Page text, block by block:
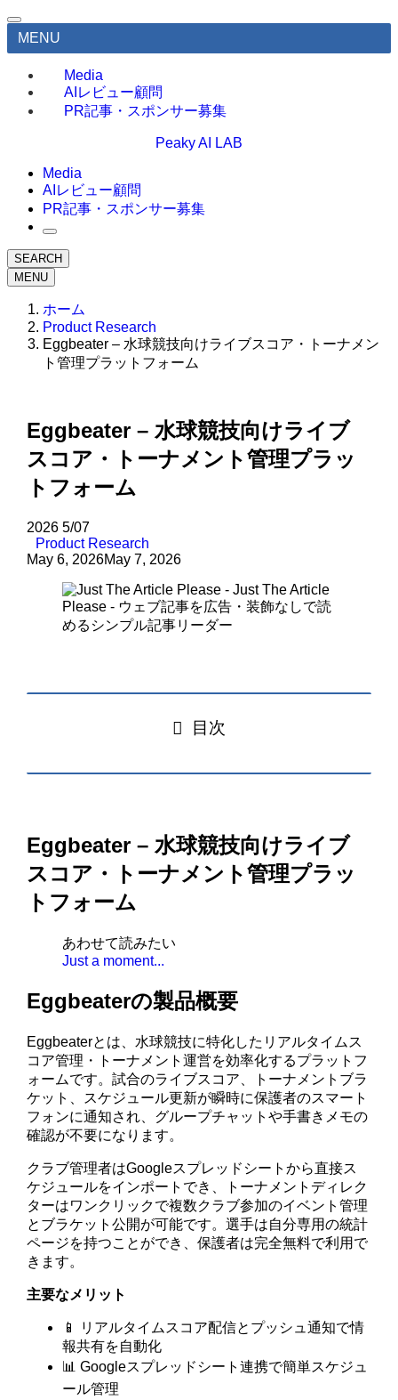
MENU
Media
AIレビュー顧問
PR記事・スポンサー募集
Peaky AI LAB
Media
AIレビュー顧問
PR記事・スポンサー募集
SEARCH
MENU
ホーム
Product Research
Eggbeater – 水球競技向けライブスコア・トーナメン
ト管理プラットフォーム
Eggbeater – 水球競技向けライブ
スコア・トーナメント管理プラッ
トフォーム
2026 5/07
Product Research
May 6, 2026May 7, 2026
目次
Eggbeater – 水球競技向けライブ
スコア・トーナメント管理プラッ
トフォーム
あわせて読みたい
Just a moment...
Eggbeaterの製品概要
Eggbeaterとは、水球競技に特化したリアルタイムス
コア管理・トーナメント運営を効率化するプラットフ
ォームです。試合のライブスコア、トーナメントブラ
ケット、スケジュール更新が瞬時に保護者のスマート
フォンに通知され、グループチャットや手書きメモの
確認が不要になります。
クラブ管理者はGoogleスプレッドシートから直接ス
ケジュールをインポートでき、トーナメントディレク
ターはワンクリックで複数クラブ参加のイベント管理
とブラケット公開が可能です。選手は自分専用の統計
ページを持つことができ、保護者は完全無料で利用で
きます。
主要なメリット
📱 リアルタイムスコア配信とプッシュ通知で情
報共有を自動化
📊 Googleスプレッドシート連携で簡単スケジュ
ール管理